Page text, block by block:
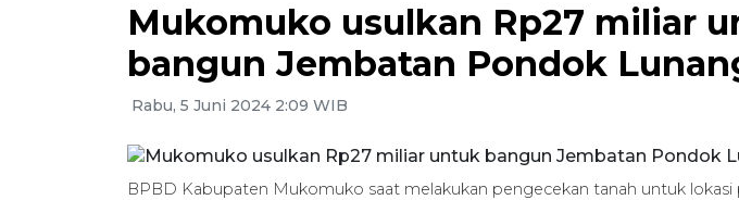
Mukomuko usulkan Rp27 miliar
bangun Jembatan Pondok
Rabu, 5 Juni 2024 2:09 WIB
BPBD Kabupaten Mukomuko saat melakukan pengecekan tanah untuk